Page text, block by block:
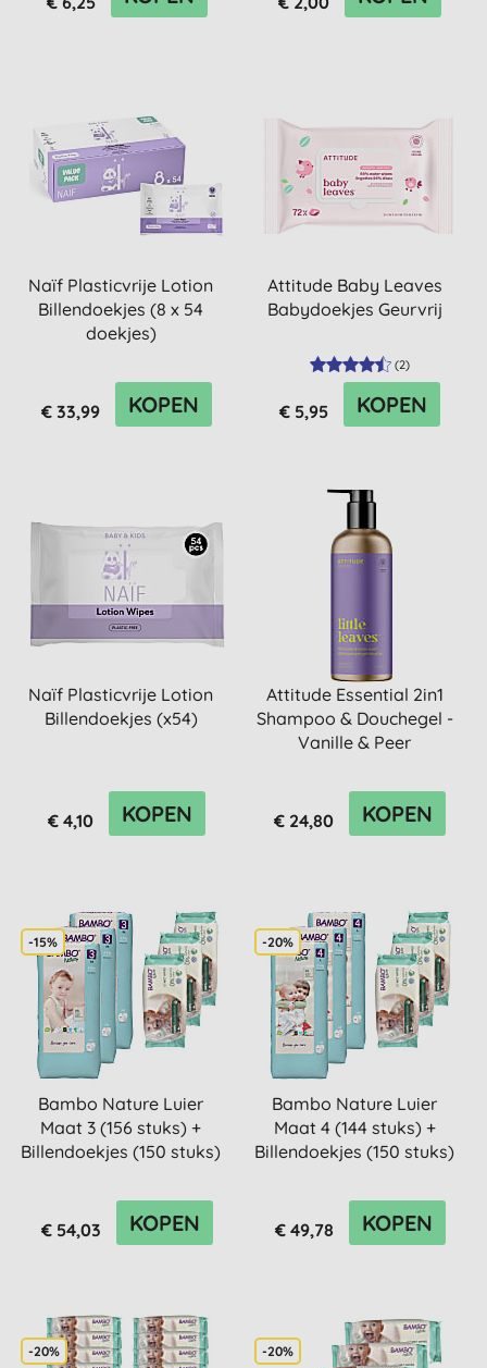
Naïf Plasticvrije Lotion
Billendoekjes (8 x 54
doekjes)
€ 33,99 KOPEN
Attitude Baby Leaves
Babydoekjes Geurvrij
(2)
€ 5,95 KOPEN
Naïf Plasticvrije Lotion
Billendoekjes (x54)
€ 4,10 KOPEN
Attitude Essential 2in1
Shampoo & Douchegel -
Vanille & Peer
€ 24,80 KOPEN
-15%
Bambo Nature Luier
Maat 3 (156 stuks) +
Billendoekjes (150 stuks)
€ 54,03 KOPEN
-20%
Bambo Nature Luier
Maat 4 (144 stuks) +
Billendoekjes (150 stuks)
€ 49,78 KOPEN
-20% -20%